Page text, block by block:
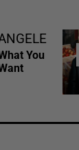
You